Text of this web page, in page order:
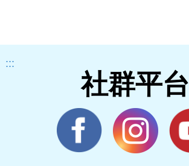
:::
社群平台